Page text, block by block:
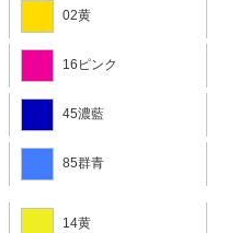
02黄
16ピンク
45濃藍
85群青
14黄